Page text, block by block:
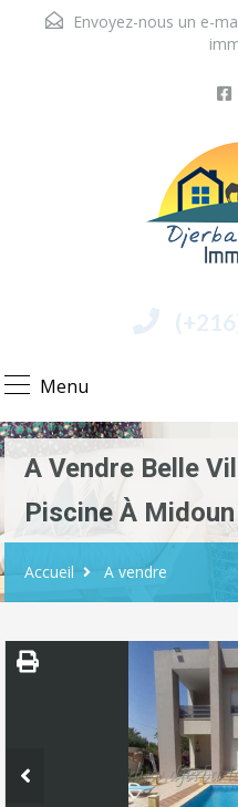
Envoyez-nous un e-
Menu
A Vendre Belle
Piscine À
Accueil A vendre